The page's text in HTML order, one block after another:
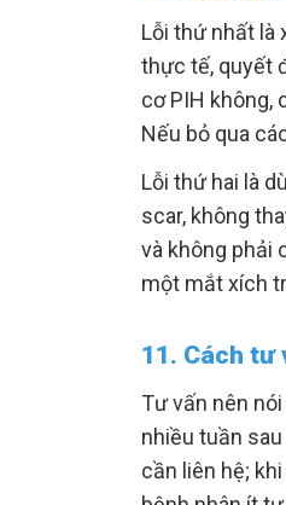
Lỗi thứ nhất là
thực tế, quyết
cơ PIH không,
Nếu bỏ qua
Lỗi thứ hai là
scar, không
và không phải
một mắt xích
11. Cách tư
Tư vấn nên
nhiều tuần
cần liên hệ;